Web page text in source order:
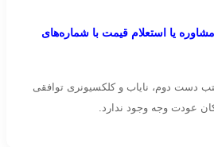
یا استعلام قیمت با شماره‌های
دست دوم، نایاب و کلکسیونری توافقی
عودت وجه وجود ندارد.